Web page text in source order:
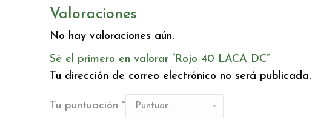
Valoraciones
No hay valoraciones aún.
Sé el primero en valorar “Rojo 40 LACA DC”
Tu dirección de correo electrónico no será publicada.
Tu puntuación *